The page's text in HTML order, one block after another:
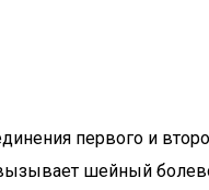
первого и
шейный